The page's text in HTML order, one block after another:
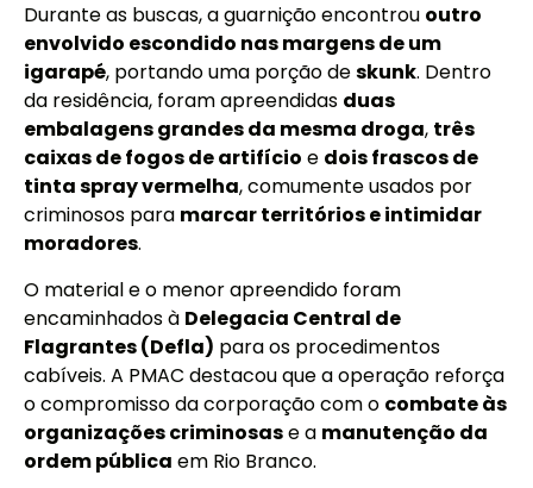
Durante as buscas, a guarnição encontrou outro
envolvido escondido nas margens de um
igarapé, portando uma porção deskunk. Dentro
da residência, foram apreendidas duas
embalagens grandes da mesma droga, três
caixas de fogos de artifício e dois frascos de
tinta spray vermelha, comumente usados por
criminosos para marcar territórios e intimidar
moradores.
O material e o menor apreendido foram
encaminhados à Delegacia Central de
Flagrantes (Defla) para os procedimentos
cabíveis. A PMAC destacou que a operação reforça
o compromisso da corporação com o combate às
organizações criminosase a manutenção da
ordem pública em Rio Branco.